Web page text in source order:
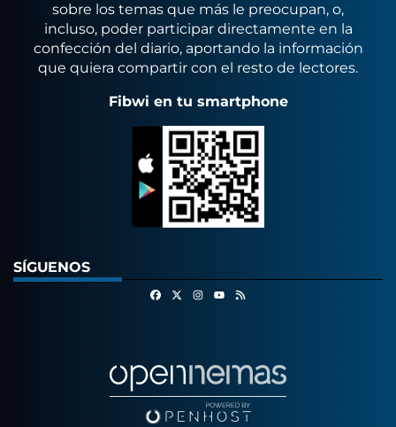
sobre los temas que más le preocupan, o,
incluso, poder participar directamente en la
confección del diario, aportando la información
que quiera compartir con el resto de lectores.
Fibwi en tu smartphone
SÍGUENOS
FacebookInstagram